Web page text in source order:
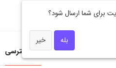
دسترسی
برای شما ارسال شود؟
بله خیر